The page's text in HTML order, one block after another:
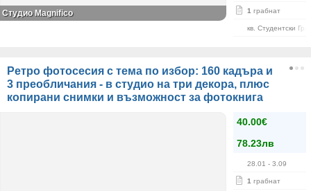
1 грабнат
кв. Студентски
Студио Magnifico
Ретро фотосесия с тема по избор: 160 кадъра и
3 преобличания - в студио на три декора, плюс
копирани снимки и възможност за фотокнига
40.00€
78.23лв
28.01 - 3.09
1 грабнат